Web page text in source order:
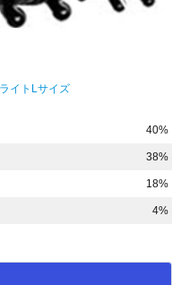
イトLサイズ
40%
38%
18%
4%